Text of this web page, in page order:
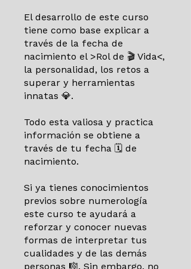
El desarrollo de este curso
tiene como base explicar a
través de la fecha de
nacimiento el >Rol de 🎬 Vida<,
la personalidad, los retos a
superar y herramientas
innatas 💎.
Todo esta valiosa y practica
información se obtiene a
través de tu fecha 🗓️ de
nacimiento.
Si ya tienes conocimientos
previos sobre numerología
este curso te ayudará a
reforzar y conocer nuevas
formas de interpretar tus
cualidades y de las demás
personas 🎼. Sin embargo, no